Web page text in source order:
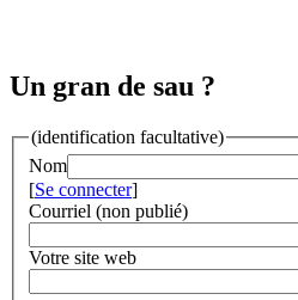
Un gran de sau ?
(identification facultative)
Nom
[Se connecter]
Courriel (non publié)
Votre site web